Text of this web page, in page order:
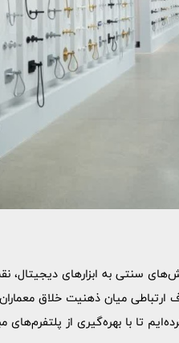
سنتی به ابزارهای دیجیتال،
میان ذهنیت خلاق معماران
تا با بهره‌گیری از پلتفرم‌های